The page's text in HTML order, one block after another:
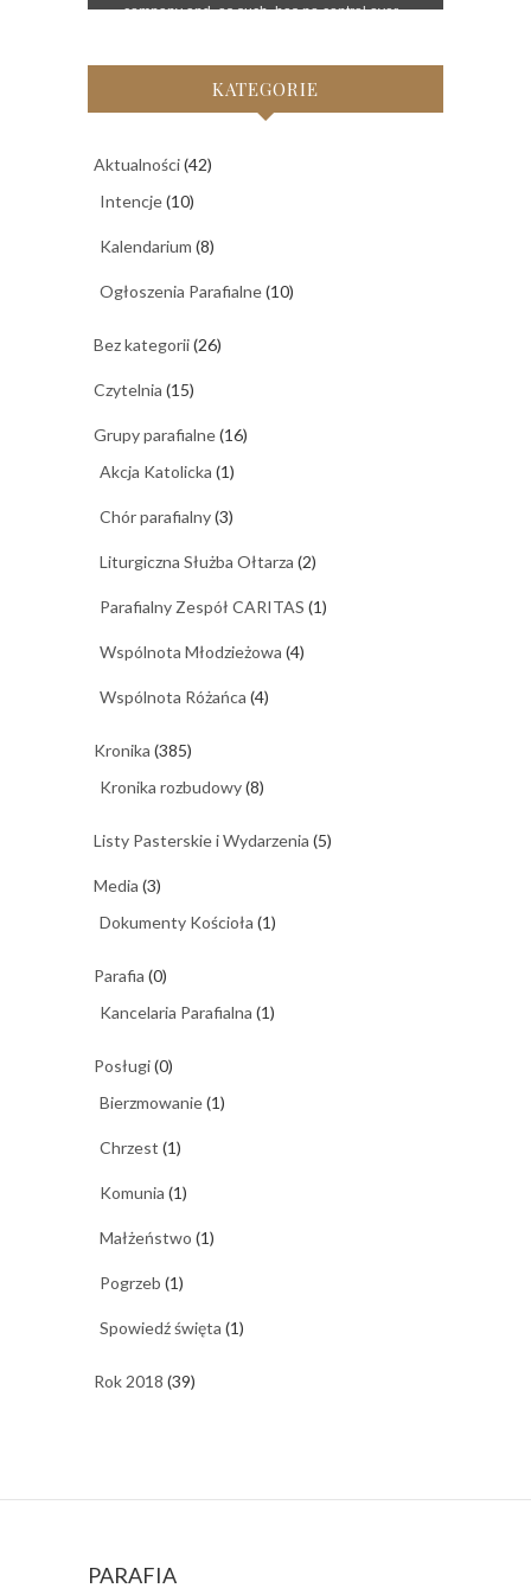
KATEGORIE
Aktualności(42)
Intencje(10)
Kalendarium (8)
Ogłoszenia Parafialne(10)
Bez kategorii(26)
Czytelnia (15)
Grupy parafialne(16)
Akcja Katolicka (1)
Chór parafialny(3)
Liturgiczna Służba Ołtarza (2)
Parafialny Zespół CARITAS (1)
Wspólnota Młodzieżowa (4)
Wspólnota Różańca (4)
Kronika (385)
Kronika rozbudowy(8)
Listy Pasterskie i Wydarzenia (5)
Media (3)
Dokumenty Kościoła (1)
Parafia (0)
Kancelaria Parafialna (1)
Posługi(0)
Bierzmowanie(1)
Chrzest (1)
Komunia (1)
Małżeństwo (1)
Pogrzeb (1)
Spowiedź święta (1)
Rok 2018 (39)
PARAFIA